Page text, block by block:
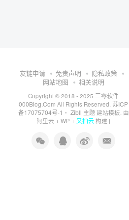
友链申请 免责声明
隐私政策
网站地图
相关说明
Copyright © 2018 - 2025 三零软件
000Blog.Com All Rights Reserved. 苏ICP
备17075704号-1 ・ Zibll 主题建站模板. 由
阿里云 + WP + 又拍云构建 |